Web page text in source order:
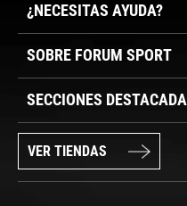
¿NECESITAS AYUDA?
SOBRE FORUM SPORT
SECCIONES
VER TIENDAS